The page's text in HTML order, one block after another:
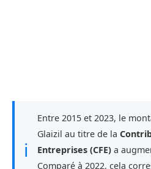
ℹ
Entre 2015 et 2023, le
Glaizil au titre de la
Entreprises (CFE) a
Comparé à 2022, cela